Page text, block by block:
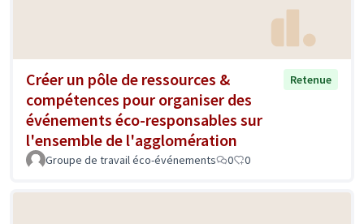
Créer un pôle de ressources &
compétences pour organiser des
événements éco-responsables sur
l'ensemble de l'agglomération
Retenue
Groupe de travail éco-événements 0 0